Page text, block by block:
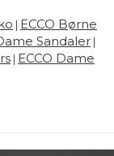
ECCO Børne
Sandaler
ECCO Dame